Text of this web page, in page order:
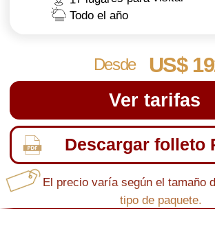
El precio varía según el tamaño del grupo y el
Destacados
Zhigalgan Tierra Caída
Cañón De Kapamsay
Mezquita En La Cueva De Shakpak Ata
Torysh - Valle De Las Esferas
Kokala - Arcillas Jurásicas (Escamosas)
Airakty - Valle De Los Castillos
RESUMEN DEL TOUR